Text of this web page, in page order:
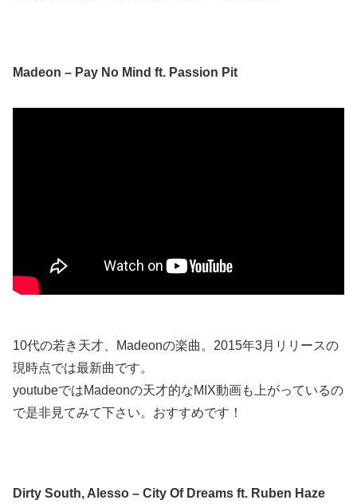
Madeon – Pay No Mind ft. Passion Pit
10代の若き天才、Madeonの楽曲。2015年3月リリースの
現時点では最新曲です。
youtubeではMadeonの天才的なMIX動画も上がっているの
で是非見てみて下さい。おすすめです！
Dirty South, Alesso – City Of Dreams ft. Ruben Haze